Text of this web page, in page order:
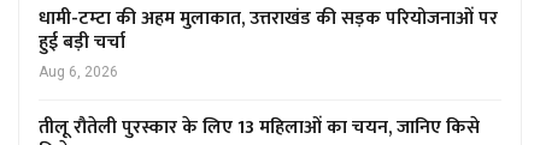
धामी-टम्टा की अहम मुलाकात, उत्तराखंड की सड़क परियोजनाओं पर
हुई बड़ी चर्चा
Aug 6, 2026
तीलू रौतेली पुरस्कार के लिए 13 महिलाओं का चयन, जानिए किसे